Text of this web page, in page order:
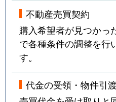
不動産売買契約
購入希望者が見つかっ
で各種条件の調整を行
す。
代金の受領・物件引